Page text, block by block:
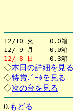
12/10 火 0.0箱
12/ 9 月 0.0箱
12/ 8 日
0.3箱
◇本日の詳細を見る
◇特賞ﾃﾞｰﾀを見る
◇次の台を見る
0. もどる